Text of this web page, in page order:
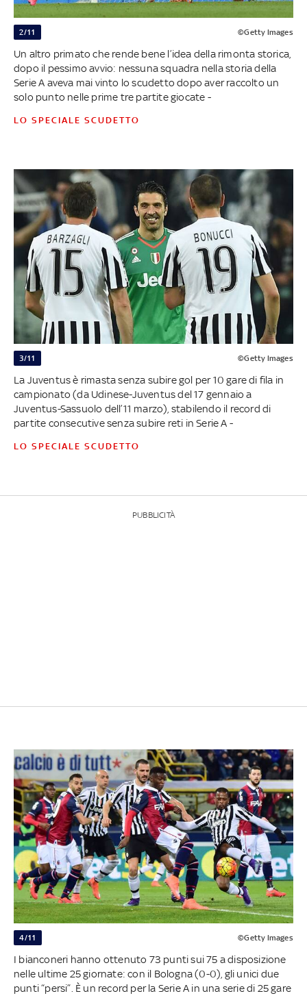
2/11 ©Getty Images
Un altro primato che rende bene l’idea della rimonta storica,
dopo il pessimo avvio: nessuna squadra nella storia della
Serie A aveva mai vinto lo scudetto dopo aver raccolto un
solo punto nelle prime tre partite giocate -
LO SPECIALE SCUDETTO
3/11 ©Getty Images
La Juventus è rimasta senza subire gol per 10 gare di fila in
campionato (da Udinese-Juventus del 17 gennaio a
Juventus-Sassuolo dell’11 marzo), stabilendo il record di
partite consecutive senza subire reti in Serie A -
LO SPECIALE SCUDETTO
PUBBLICITÀ
4/11 ©Getty Images
I bianconeri hanno ottenuto 73 punti sui 75 a disposizione
nelle ultime 25 giornate: con il Bologna (0-0), gli unici due
punti “persi”. È un record per la Serie A in una serie di 25 gare